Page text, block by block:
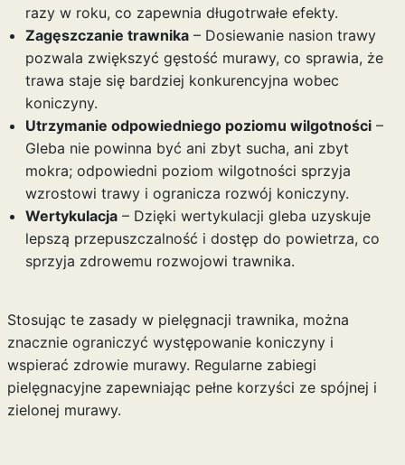
razy w roku, co zapewnia długotrwałe efekty.
Zagęszczanie trawnika– Dosiewanie nasion trawy
pozwala zwiększyć gęstość murawy, co sprawia, że
trawa staje się bardziej konkurencyjna wobec
koniczyny.
Utrzymanie odpowiedniego poziomu wilgotności–
Gleba nie powinna być ani zbyt sucha, ani zbyt
mokra; odpowiedni poziom wilgotności sprzyja
wzrostowi trawy i ogranicza rozwój koniczyny.
Wertykulacja– Dzięki wertykulacji gleba uzyskuje
lepszą przepuszczalność i dostęp do powietrza, co
sprzyja zdrowemu rozwojowi trawnika.
Stosując te zasady w pielęgnacji trawnika, można
znacznie ograniczyć występowanie koniczyny i
wspierać zdrowie murawy. Regularne zabiegi
pielęgnacyjne zapewniając pełne korzyści ze spójnej i
zielonej murawy.